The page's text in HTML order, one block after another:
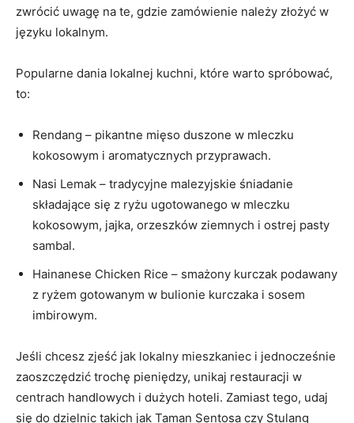
zwrócić uwagę na te, gdzie zamówienie należy złożyć w
języku lokalnym.
Popularne dania lokalnej kuchni, które warto spróbować,
to:
Rendang – pikantne mięso duszone w mleczku
kokosowym i aromatycznych przyprawach.
Nasi Lemak – tradycyjne malezyjskie śniadanie
składające się z ryżu ugotowanego w mleczku
kokosowym, jajka, orzeszków ziemnych i ostrej pasty
sambal.
Hainanese Chicken Rice – smażony kurczak podawany
z ryżem gotowanym w bulionie kurczaka i sosem
imbirowym.
Jeśli chcesz zjeść jak lokalny mieszkaniec i jednocześnie
zaoszczędzić trochę pieniędzy, unikaj restauracji w
centrach handlowych i dużych hoteli. Zamiast tego, udaj
się do dzielnic takich jak Taman Sentosa czy Stulang